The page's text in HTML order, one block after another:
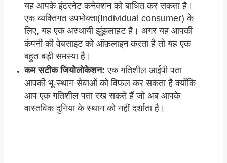
यह आपके इंटरनेट कनेक्शन को बाधित कर सकता है।
एक व्यक्तिगत उपभोक्ता(Individual consumer) के
लिए, यह एक अस्थायी झुंझलाहट है। अगर यह आपकी
कंपनी की वेबसाइट को ऑफ़लाइन करता है तो यह एक
बहुत बड़ी समस्या है।
कम सटीक जियोलोकेशन: एक गतिशील आईपी पता
आपकी भू-स्थान सेवाओं को विफल कर सकता है क्योंकि
आप एक गतिशील पता रख सकते हैं जो अब आपके
वास्तविक दुनिया के स्थान को नहीं दर्शाता है।